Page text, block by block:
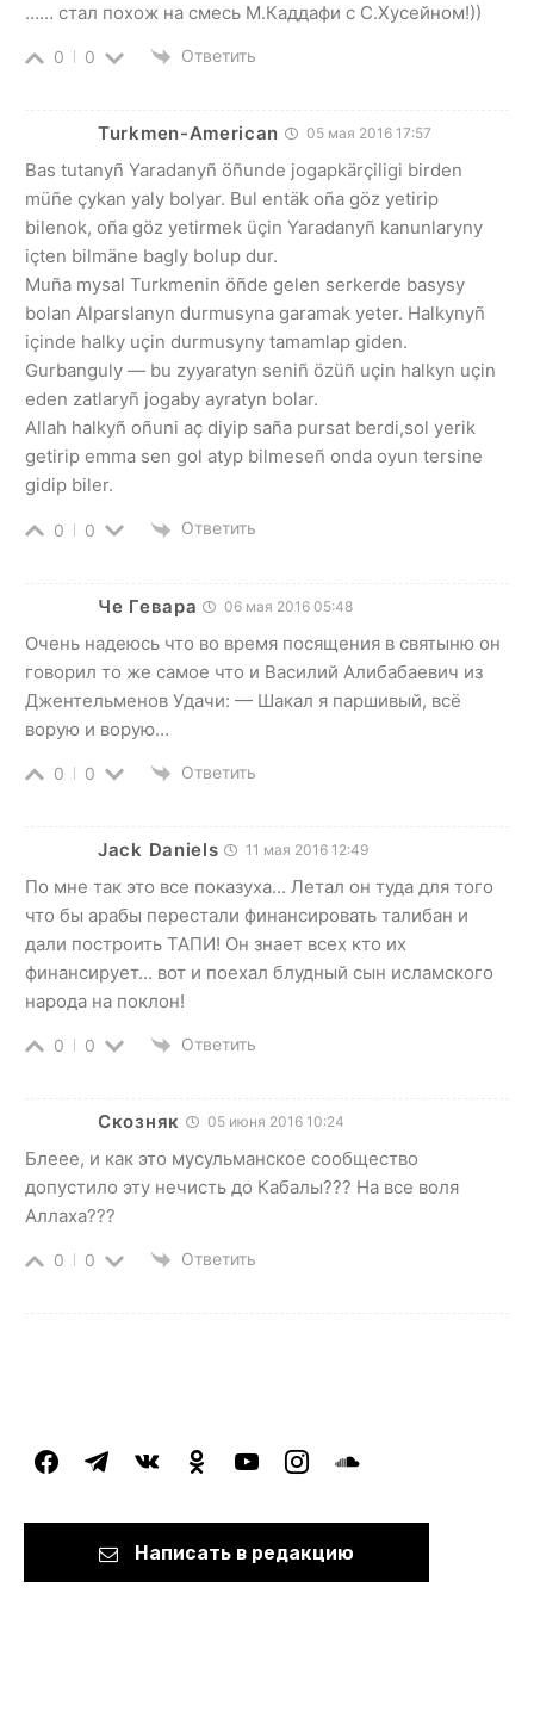
…… стал похож на смесь М.Каддафи с С.Хусейном!))
0 0 Ответить
Turkmen-American 05 мая 2016 17:57
Bas tutanyñ Yaradanyñ öñunde jogapkärçiligi birden
müñe çykan yaly bolyar. Bul entäk oña göz yetirip
bilenok, oña göz yetirmek üçin Yaradanyñ kanunlaryny
içten bilmäne bagly bolup dur.
Muña mysal Turkmenin öñde gelen serkerde basysy
bolan Alparslanyn durmusyna garamak yeter. Halkynyñ
içinde halky uçin durmusyny tamamlap giden.
Gurbanguly — bu zyyaratyn seniñ özüñ uçin halkyn uçin
eden zatlaryñ jogaby ayratyn bolar.
Allah halkyñ oñuni aç diyip saña pursat berdi,sol yerik
getirip emma sen gol atyp bilmeseñ onda oyun tersine
gidip biler.
0 0 Ответить
Че Гевара 06 мая 2016 05:48
Очень надеюсь что во время посящения в святыню он
говорил то же самое что и Василий Алибабаевич из
Джентельменов Удачи: — Шакал я паршивый, всё
ворую и ворую…
0 0 Ответить
Jack Daniels 11 мая 2016 12:49
По мне так это все показуха… Летал он туда для того
что бы арабы перестали финансировать талибан и
дали построить ТАПИ! Он знает всех кто их
финансирует… вот и поехал блудный сын исламского
народа на поклон!
0 0 Ответить
Скозняк 05 июня 2016 10:24
Блеее, и как это мусульманское сообщество
допустило эту нечисть до Кабалы??? На все воля
Аллаха???
0 0 Ответить
facebooktelegramvkontakteodnoklassniki
youtubeinstagramsoundcloud
Написать в редакцию